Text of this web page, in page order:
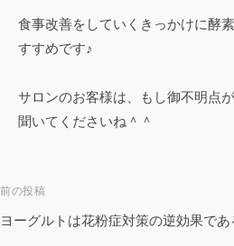
食事改善をしていくきっかけに酵
すすめです♪
サロンのお客様は、もし御不明点
聞いてくださいね＾＾
投
稿
前の投稿
ヨーグルトは花粉症対策の逆効果であ